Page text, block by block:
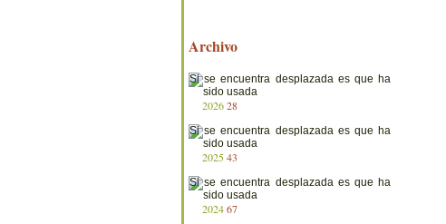
Archivo
202628
202543
202467